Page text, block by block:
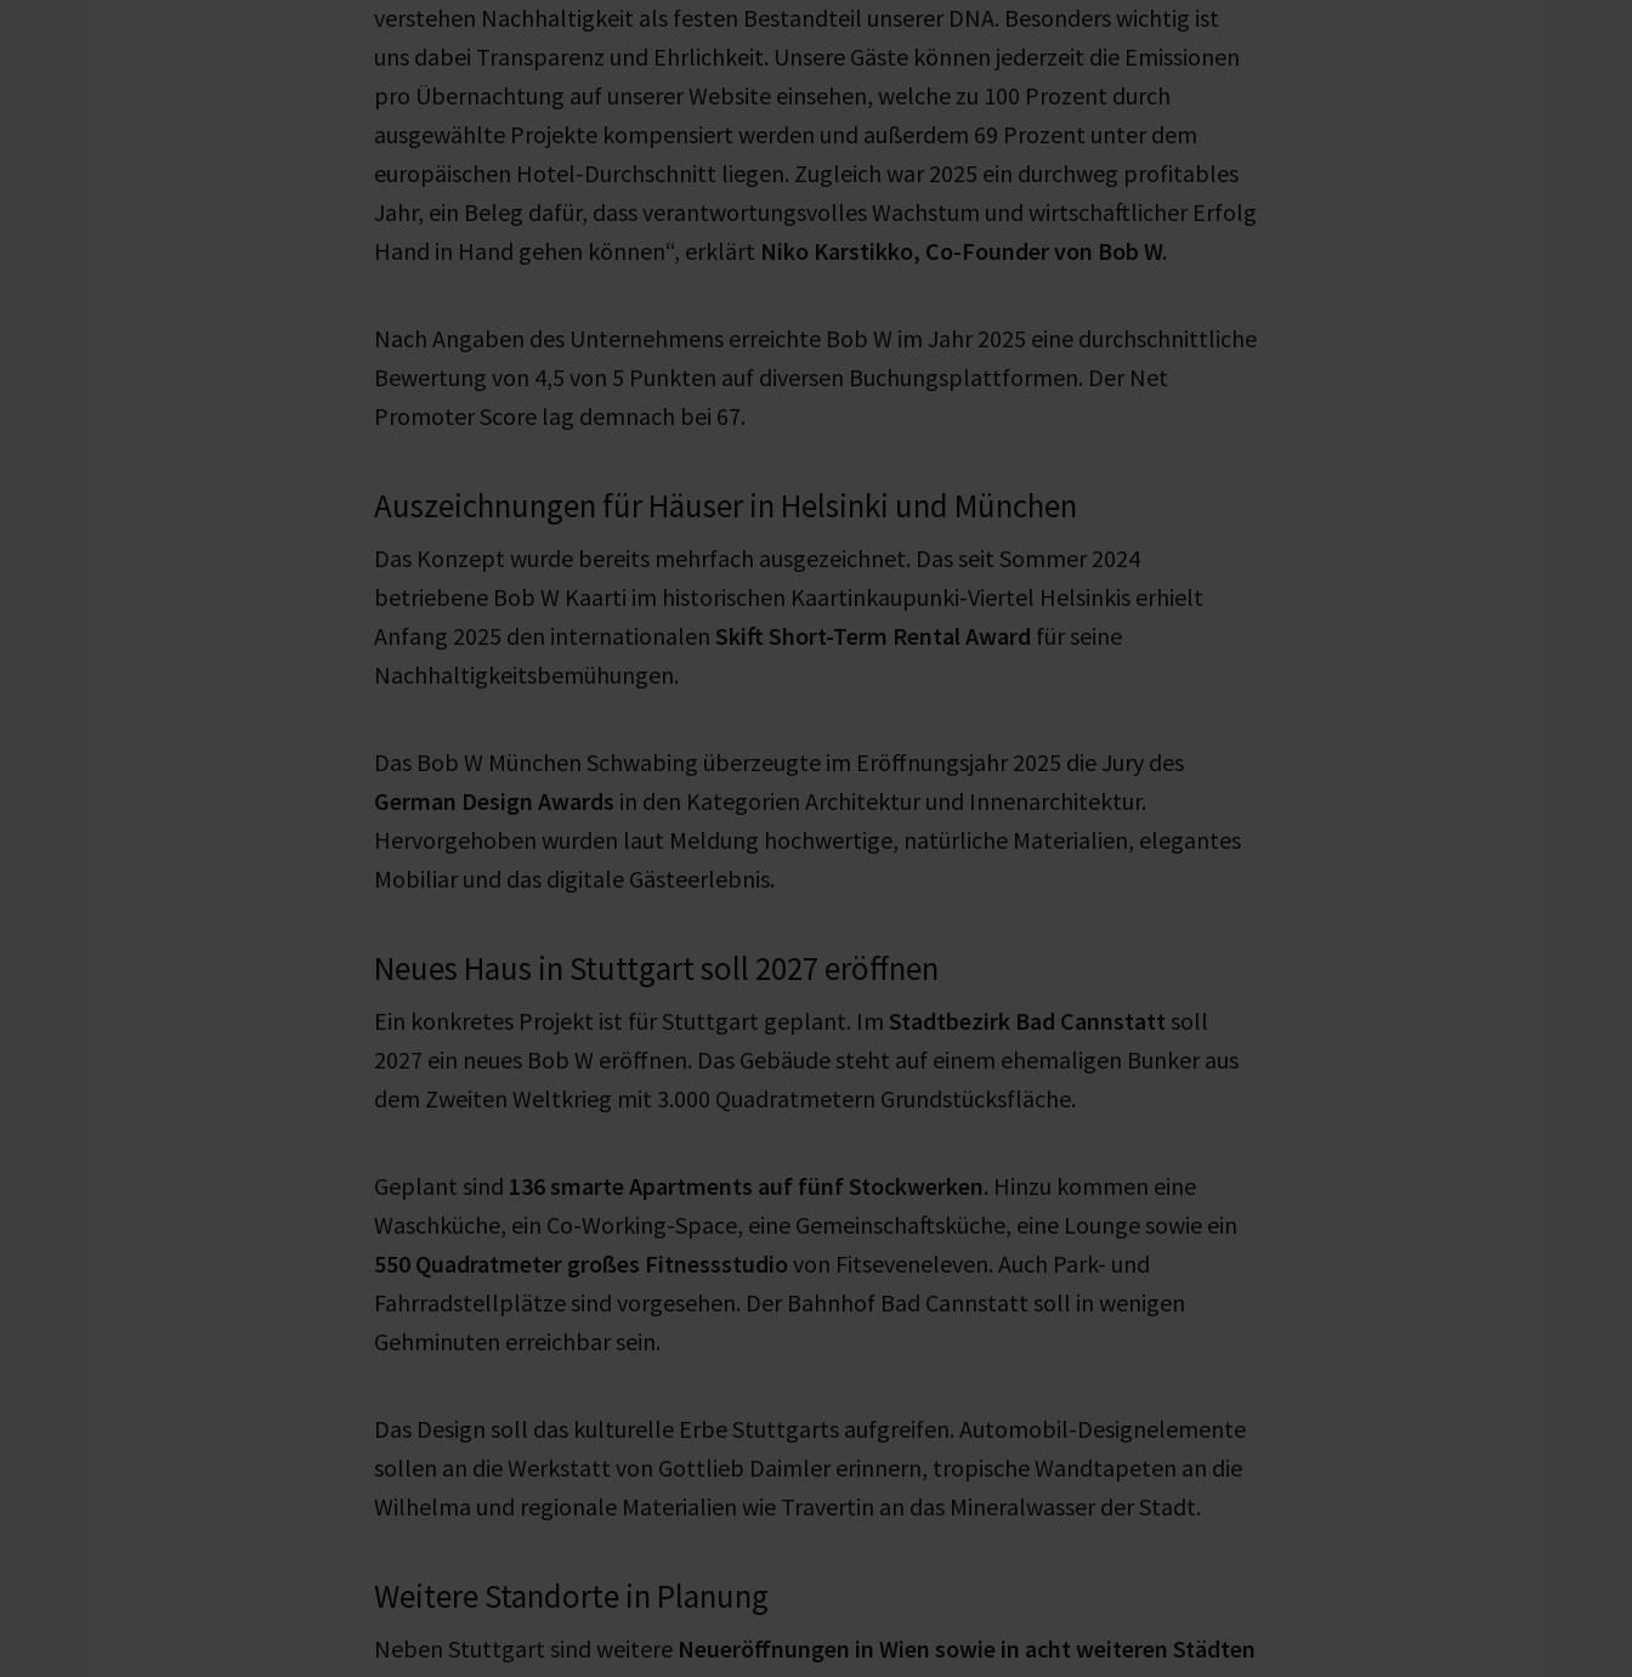
verstehen Nachhaltigkeit als festen Bestandteil unserer DNA. Besonders wichtig ist
uns dabei Transparenz und Ehrlichkeit. Unsere Gäste können jederzeit die Emissionen
pro Übernachtung auf unserer Website einsehen, welche zu 100 Prozent durch
ausgewählte Projekte kompensiert werden und außerdem 69 Prozent unter dem
europäischen Hotel-Durchschnitt liegen. Zugleich war 2025 ein durchweg profitables
Jahr, ein Beleg dafür, dass verantwortungsvolles Wachstum und wirtschaftlicher Erfolg
Hand in Hand gehen können“, erklärt Niko Karstikko, Co-Founder von Bob W.
Nach Angaben des Unternehmens erreichte Bob W im Jahr 2025 eine durchschnittliche
Bewertung von 4,5 von 5 Punkten auf diversen Buchungsplattformen. Der Net
Promoter Score lag demnach bei 67.
Auszeichnungen für Häuser in Helsinki und München
Das Konzept wurde bereits mehrfach ausgezeichnet. Das seit Sommer 2024
betriebene Bob W Kaarti im historischen Kaartinkaupunki-Viertel Helsinkis erhielt
Anfang 2025 den internationalen Skift Short-Term Rental Award für seine
Nachhaltigkeitsbemühungen.
Das Bob W München Schwabing überzeugte im Eröffnungsjahr 2025 die Jury des
German Design Awards in den Kategorien Architektur und Innenarchitektur.
Hervorgehoben wurden laut Meldung hochwertige, natürliche Materialien, elegantes
Mobiliar und das digitale Gästeerlebnis.
Neues Haus in Stuttgart soll 2027 eröffnen
Ein konkretes Projekt ist für Stuttgart geplant. Im Stadtbezirk Bad Cannstatt soll
2027 ein neues Bob W eröffnen. Das Gebäude steht auf einem ehemaligen Bunker aus
dem Zweiten Weltkrieg mit 3.000 Quadratmetern Grundstücksfläche.
Geplant sind 136 smarte Apartments auf fünf Stockwerken. Hinzu kommen eine
Waschküche, ein Co-Working-Space, eine Gemeinschaftsküche, eine Lounge sowie ein
550 Quadratmeter großes Fitnessstudio von Fitseveneleven. Auch Park- und
Fahrradstellplätze sind vorgesehen. Der Bahnhof Bad Cannstatt soll in wenigen
Gehminuten erreichbar sein.
Das Design soll das kulturelle Erbe Stuttgarts aufgreifen. Automobil-Designelemente
sollen an die Werkstatt von Gottlieb Daimler erinnern, tropische Wandtapeten an die
Wilhelma und regionale Materialien wie Travertin an das Mineralwasser der Stadt.
Weitere Standorte in Planung
Neben Stuttgart sind weitere Neueröffnungen in Wien sowie in acht weiteren Städten